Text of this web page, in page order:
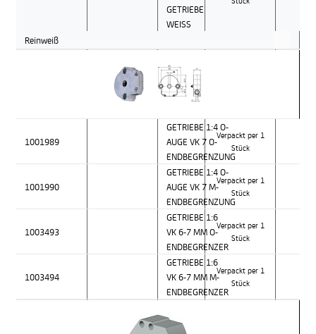
GETRIEBE
WEISS
Reinweiß
1001989
GETRIEBE 1:4 O-
AUGE VK 7 O-
ENDBEGRENZUNG
Verpackt per 1
Stück
1001990
GETRIEBE 1:4 O-
AUGE VK 7 M-
ENDBEGRENZUNG
Verpackt per 1
Stück
1003493
GETRIEBE 1:6
VK 6-7 MM O-
ENDBEGRENZER
Verpackt per 1
Stück
1003494
GETRIEBE 1:6
VK 6-7 MM M-
ENDBEGRENZER
Verpackt per 1
Stück